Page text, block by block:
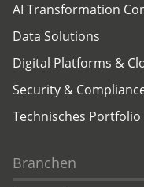
AI Transformation
Data Solutions
Digital Platforms &
Security &
Technisches Portfolio
Branchen